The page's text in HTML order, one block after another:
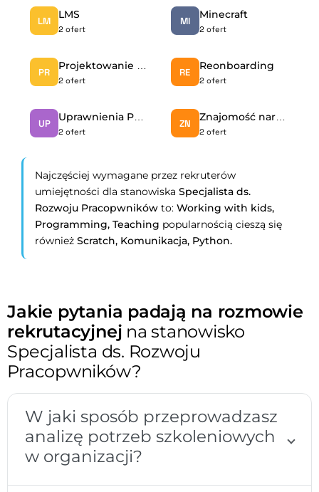
LM
LMS
2 ofert
MI
Minecraft
2 ofert
PR
2 ofert
RE
Reonboarding
2 ofert
UP
2 ofert
ZN
2 ofert
Najczęściej wymagane przez rekruterów
umiejętności dla stanowiskaSpecjalista ds.
Rozwoju Pracopwników to:Working with kids,
Programming,Teaching popularnością cieszą się
równieżScratch, Komunikacja, Python.
Jakie pytania padają na rozmowie
rekrutacyjnej na stanowisko
Specjalista ds. Rozwoju
Pracopwników?
W jaki sposób przeprowadzasz
analizę potrzeb szkoleniowych
w organizacji?